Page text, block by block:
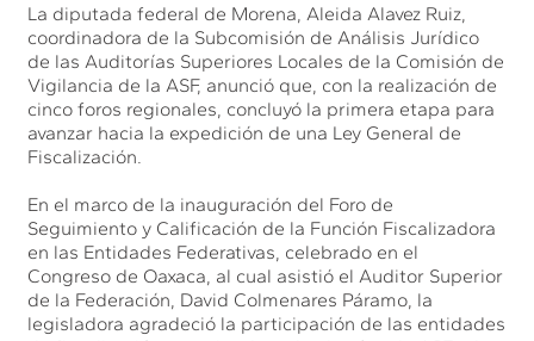
La diputada federal de Morena, Aleida Alavez Ruiz,
coordinadora de la Subcomisión de Análisis Jurídico
de las Auditorías Superiores Locales de la Comisión de
Vigilancia de la ASF, anunció que, con la realización de
cinco foros regionales, concluyó la primera etapa para
avanzar hacia la expedición de una Ley General de
Fiscalización.
En el marco de la inauguración del Foro de
Seguimiento y Calificación de la Función Fiscalizadora
en las Entidades Federativas, celebrado en el
Congreso de Oaxaca, al cual asistió el Auditor Superior
de la Federación, David Colmenares Páramo, la
legisladora agradeció la participación de las entidades